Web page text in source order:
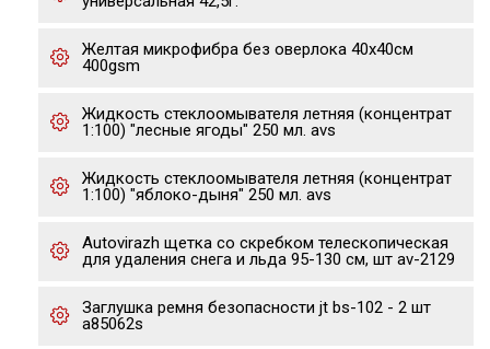
Желтая микрофибра без оверлока 40х40см
400gsm
Жидкость стеклоомывателя летняя (концентрат
1:100) "лесные ягоды" 250 мл. avs
Жидкость стеклоомывателя летняя (концентрат
1:100) "яблоко-дыня" 250 мл. avs
Autovirazh щетка со скребком телескопическая
для удаления снега и льда 95-130 см, шт av-2129
Заглушка ремня безопасности jt bs-102 - 2 шт
a85062s